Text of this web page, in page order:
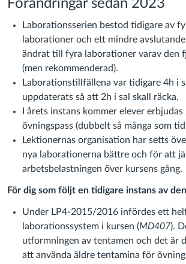
Förändringar sedan 2023
Laborationsserien bestod tidigare av
laborationer och ett mindre
ändrat till fyra laborationer varav den
(men rekommenderad).
Laborationstillfällena var tidigare 4h i
uppdaterats så att 2h i sal skall räcka.
I årets instans kommer elever
övningspass (dubbelt så många som
Lektionernas organisation har setts
nya laborationerna bättre och för att
arbetsbelastningen över kursens gång.
För dig som följt en tidigare instans av
Under LP4-2015/2016 infördes ett
laborationssystem i kursen (MD407).
utformningen av tentamen och det är
att använda äldre tentamina för